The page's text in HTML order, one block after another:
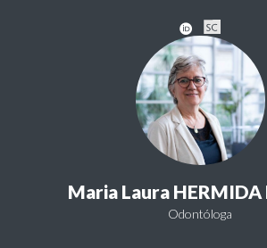
Maria Laura HERMIDA
Odontóloga